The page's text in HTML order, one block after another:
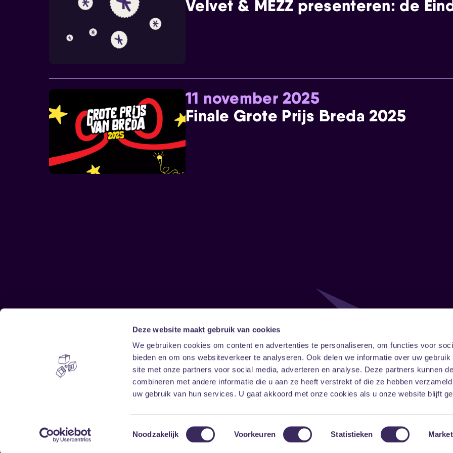
Deze website maakt gebruik van cookies
We gebruiken cookies om content en advertenties te personaliseren, om functies voor
bieden en om ons websiteverkeer te analyseren. Ook delen we informatie over uw gebruik
site met onze partners voor social media, adverteren en analyse. Deze partners kunnen
combineren met andere informatie die u aan ze heeft verstrekt of die ze hebben
uw gebruik van hun services. U gaat akkoord met onze cookies als u onze website blijft
Toestemmingsselectie
Noodzakelijk Voorkeuren Statistieken
Velvet & MEZZ presenteren: de
11 november 2025
Finale Grote Prijs Breda 2025
Home
Vrijwilligers
Disclaimer
Toegankelijkheid
Privacy & cookies
Follow
FacebookInstagramLinkedIn
Onze